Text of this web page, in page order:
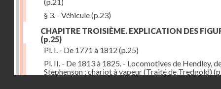
§ 3. - Véhicule(p.23)
CHAPITRE TROISIÈME. EXPLICATION DES
(p.25)
Pl. I. - De 1771 à 1812 (p.25)
Pl. II. - De 1813 à 1825. - Locomotives de Hendley,
Stephenson ; chariot à vapeur (Traité de Tredgold)